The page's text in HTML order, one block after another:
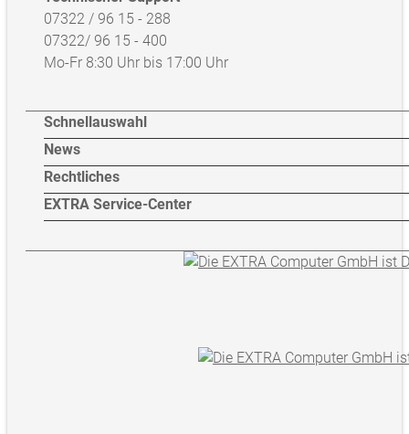
07322 / 96 15 - 288
07322/ 96 15 - 400
Mo-Fr 8:30 Uhr bis 17:00 Uhr
Schnellauswahl
News
Rechtliches
EXTRA Service-Center